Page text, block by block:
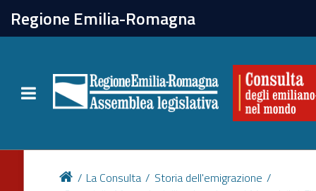
Regione Emilia-Romagna
Toggle navigation
chiudi
Attività
Per chi vive all'estero
La Consulta
Storia dell'emigrazione